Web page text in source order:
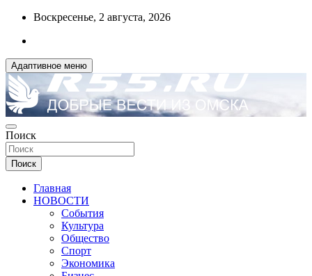
Перейти
содержимому
Воскресенье, 2 августа, 2026
Адаптивное меню
R55.RU
ДОБРЫЕ ВЕСТИ ИЗ ОМСКА
Поиск
Поиск
Главная
НОВОСТИ
События
Культура
Общество
Спорт
Экономика